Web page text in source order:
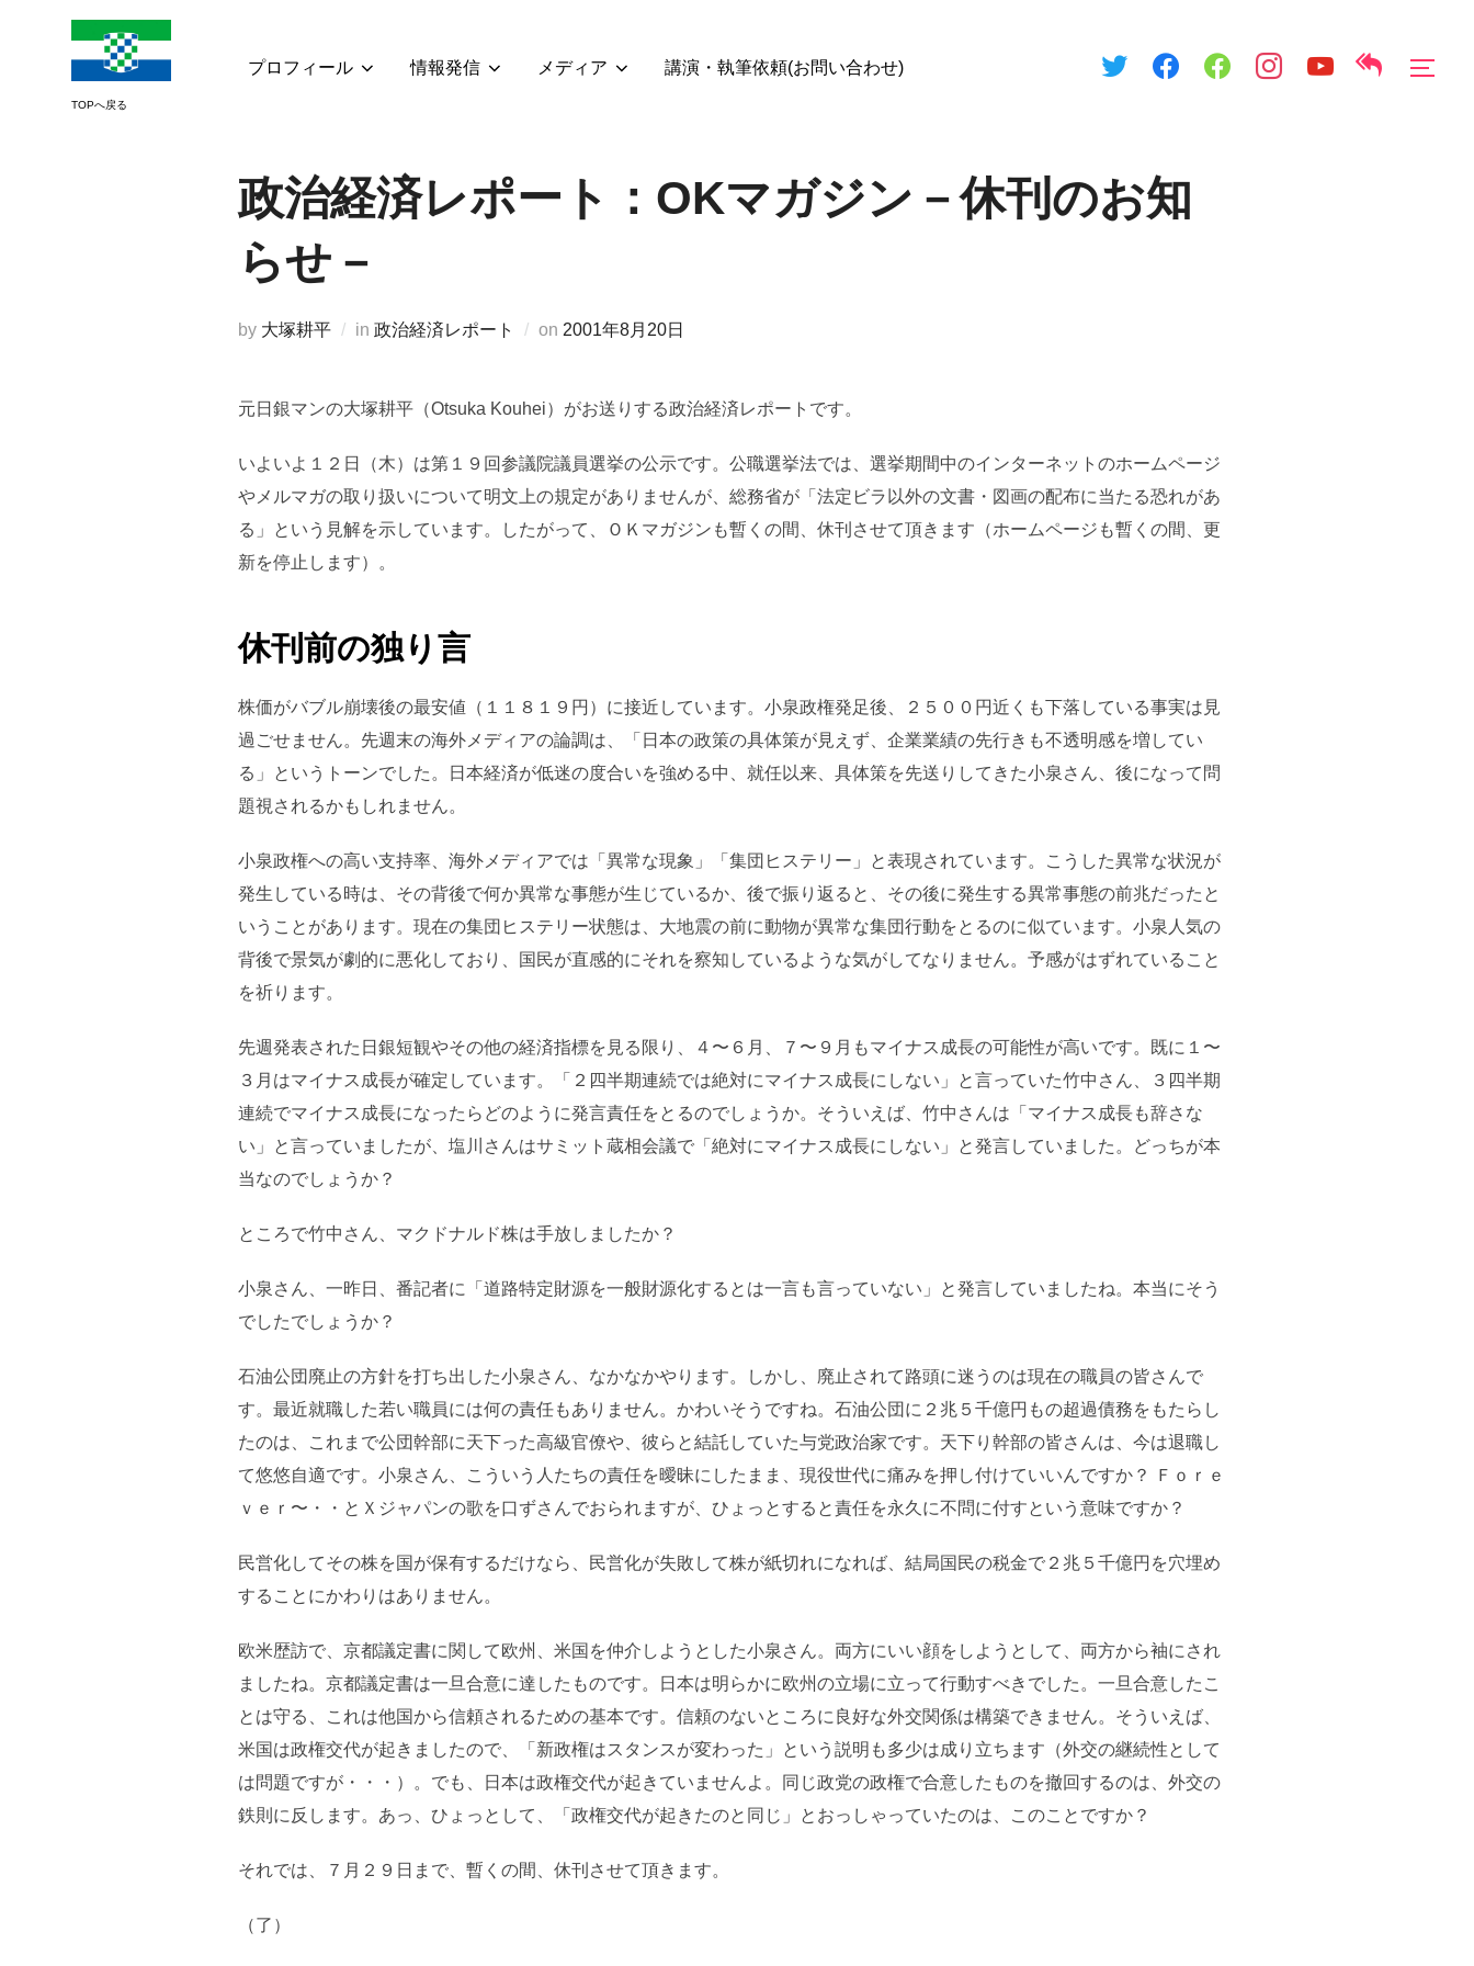
プロフィール 情報発信 メディア 講演・執筆依頼(お問い合わせ) サイ
政治経済レポート：OKマガジン－休刊のお知
らせ－
by 大塚耕平 in 政治経済レポート on 投
2001年8月20日
元日銀マンの大塚耕平（Otsuka Kouhei）がお送りする政治経済レポートです。
いよいよ１２日（木）は第１９回参議院議員選挙の公示です。公職選挙法では、選挙期間中のインターネットのホームページ
やメルマガの取り扱いについて明文上の規定がありませんが、総務省が「法定ビラ以外の文書・図画の配布に当たる恐れがあ
る」という見解を示しています。したがって、ＯＫマガジンも暫くの間、休刊させて頂きます（ホームページも暫くの間、更
新を停止します）。
休刊前の独り言
株価がバブル崩壊後の最安値（１１８１９円）に接近しています。小泉政権発足後、２５００円近くも下落している事実は見
過ごせません。先週末の海外メディアの論調は、「日本の政策の具体策が見えず、企業業績の先行きも不透明感を増してい
る」というトーンでした。日本経済が低迷の度合いを強める中、就任以来、具体策を先送りしてきた小泉さん、後になって問
題視されるかもしれません。
小泉政権への高い支持率、海外メディアでは「異常な現象」「集団ヒステリー」と表現されています。こうした異常な状況が
発生している時は、その背後で何か異常な事態が生じているか、後で振り返ると、その後に発生する異常事態の前兆だったと
いうことがあります。現在の集団ヒステリー状態は、大地震の前に動物が異常な集団行動をとるのに似ています。小泉人気の
背後で景気が劇的に悪化しており、国民が直感的にそれを察知しているような気がしてなりません。予感がはずれていること
を祈ります。
先週発表された日銀短観やその他の経済指標を見る限り、４〜６月、７〜９月もマイナス成長の可能性が高いです。既に１〜
３月はマイナス成長が確定しています。「２四半期連続では絶対にマイナス成長にしない」と言っていた竹中さん、３四半期
連続でマイナス成長になったらどのように発言責任をとるのでしょうか。そういえば、竹中さんは「マイナス成長も辞さな
い」と言っていましたが、塩川さんはサミット蔵相会議で「絶対にマイナス成長にしない」と発言していました。どっちが本
当なのでしょうか？
ところで竹中さん、マクドナルド株は手放しましたか？
小泉さん、一昨日、番記者に「道路特定財源を一般財源化するとは一言も言っていない」と発言していましたね。本当にそう
でしたでしょうか？
石油公団廃止の方針を打ち出した小泉さん、なかなかやります。しかし、廃止されて路頭に迷うのは現在の職員の皆さんで
す。最近就職した若い職員には何の責任もありません。かわいそうですね。石油公団に２兆５千億円もの超過債務をもたらし
たのは、これまで公団幹部に天下った高級官僚や、彼らと結託していた与党政治家です。天下り幹部の皆さんは、今は退職し
て悠悠自適です。小泉さん、こういう人たちの責任を曖昧にしたまま、現役世代に痛みを押し付けていいんですか？ Ｆｏｒｅ
ｖｅｒ〜・・とＸジャパンの歌を口ずさんでおられますが、ひょっとすると責任を永久に不問に付すという意味ですか？
民営化してその株を国が保有するだけなら、民営化が失敗して株が紙切れになれば、結局国民の税金で２兆５千億円を穴埋め
することにかわりはありません。
欧米歴訪で、京都議定書に関して欧州、米国を仲介しようとした小泉さん。両方にいい顔をしようとして、両方から袖にされ
ましたね。京都議定書は一旦合意に達したものです。日本は明らかに欧州の立場に立って行動すべきでした。一旦合意したこ
とは守る、これは他国から信頼されるための基本です。信頼のないところに良好な外交関係は構築できません。そういえば、
米国は政権交代が起きましたので、「新政権はスタンスが変わった」という説明も多少は成り立ちます（外交の継続性として
は問題ですが・・・）。でも、日本は政権交代が起きていませんよ。同じ政党の政権で合意したものを撤回するのは、外交の
鉄則に反します。あっ、ひょっとして、「政権交代が起きたのと同じ」とおっしゃっていたのは、このことですか？
それでは、７月２９日まで、暫くの間、休刊させて頂きます。
（了）